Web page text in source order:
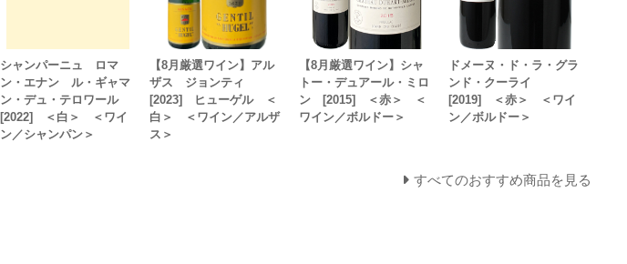
シャンパーニュ ロマ
ン・エナン ル・ギャマ
ン・デュ・テロワール
[2022] ＜白＞ ＜ワイ
ン／シャンパン＞
【8月厳選ワイン】アル
ザス ジョンティ
[2023] ヒューゲル ＜
白＞ ＜ワイン／アルザ
ス＞
【8月厳選ワイン】シャ
トー・デュアール・ミロ
ン [2015] ＜赤＞ ＜
ワイン／ボルドー＞
ドメーヌ・ド・ラ・グラ
ンド・クーライ
[2019] ＜赤＞ ＜ワイ
ン／ボルドー＞
すべてのおすすめ商品を見る